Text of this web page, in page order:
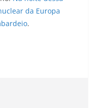
da Europa
.